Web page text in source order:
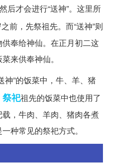
后才会进行“送神”。这里所
前，先祭祖先。而“送神”则
奉给神仙。在正月初二这
来供奉神仙。
神”的饭菜中，牛、羊、猪
祭祀祖先的饭菜中也使用了
，牛肉、羊肉、猪肉各煮
种常见的祭祀方式。